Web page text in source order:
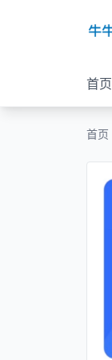
首页
首页